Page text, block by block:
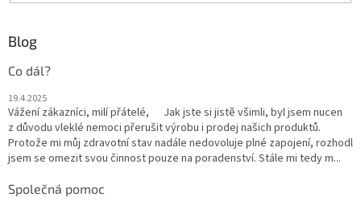
Blog
Co dál?
19.4.2025
Vážení zákazníci, milí přátelé, Jak jste si jistě všimli, byl jsem nucen
z důvodu vleklé nemoci přerušit výrobu i prodej našich produktů.
Protože mi můj zdravotní stav nadále nedovoluje plné zapojení, rozhodl
jsem se omezit svou činnost pouze na poradenství. Stále mi tedy m...
Společná pomoc